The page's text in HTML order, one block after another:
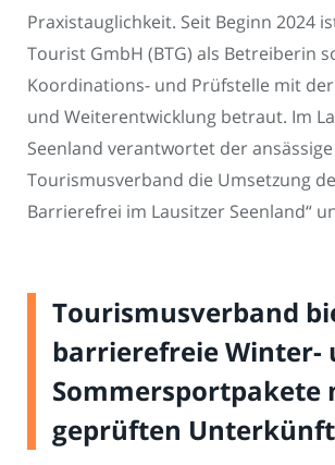
Praxistauglichkeit. Seit Beginn 2024
Tourist GmbH (BTG) als Betreiberin
Koordinations- und Prüfstelle mit
und Weiterentwicklung betraut. Im
Seenland verantwortet der ansässige
Tourismusverband die Umsetzung
Barrierefrei im Lausitzer Seenland“
Tourismusverband
barrierefreie Winter-
Sommersportpakete
geprüften